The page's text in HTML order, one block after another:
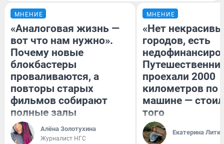
МНЕНИЕ
«Аналоговая жизнь —
вот что нам нужно».
Почему новые
блокбастеры
проваливаются, а
повторы старых
фильмов собирают
полные залы
Алёна Золотухина
Журналист НГС
МНЕНИЕ
«Нет
городов, есть
проехали 2000
километров по
машине —
того
Екатерина